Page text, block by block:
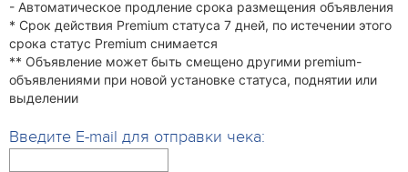
- Автоматическое продление срока размещения объявления
* Срок действия Premium статуса 7 дней, по истечении этого
срока статус Premium снимается
** Объявление может быть смещено другими premium-
объявлениями при новой установке статуса, поднятии или
выделении
Введите E-mail для отправки чека: